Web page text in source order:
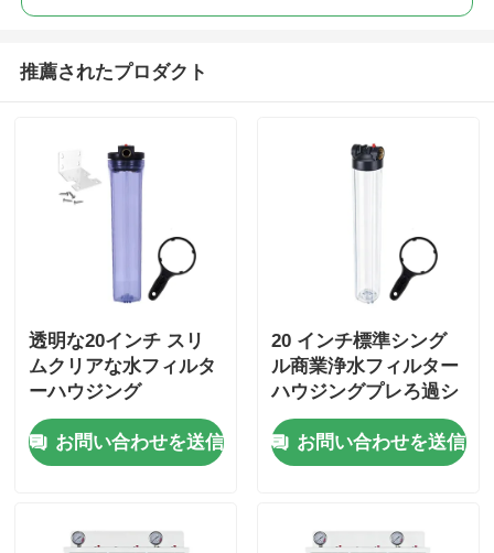
推薦されたプロダクト
透明な20インチ スリ
ムクリアな水フィルタ
ーハウジング
お問い合わせを送信
20 インチ標準シング
ル商業浄水フィルター
ハウジングプレろ過シ
ステム NPT/BSP ポー
ト圧力リリース
お問い合わせを送信